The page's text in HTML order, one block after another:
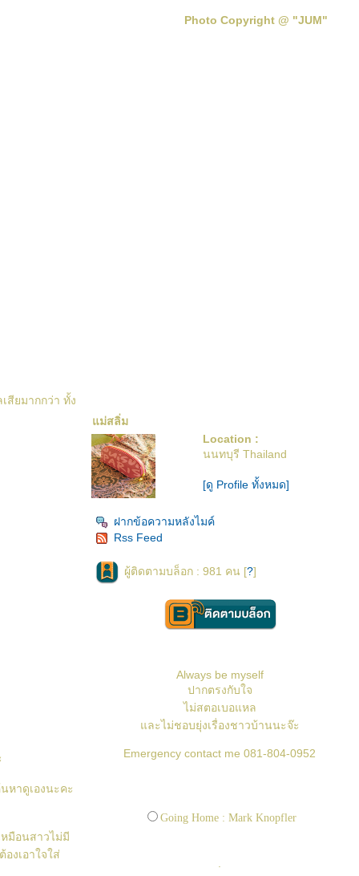
Photo Copyright @ "JUM"
สียมากกว่า ทั้ง
หาดูเองนะคะ
มือนสาวไม่มี
งเอาใจใส่
ม่สลิ่ม
Location :
นนทบุรี Thailand
[ดู Profile ทั้งหมด]
ฝากข้อความหลังไมค์
Rss Feed
ผู้ติดตามบล็อก : 981 คน [?]
Always be myself
ปากตรงกับใจ
ไม่สตอเบอแหล
ละไม่ชอบยุ่งเรื่องชาวบ้านนะจ๊ะ
Emergency contact me 081-804-0952
Going Home : Mark Knopfler